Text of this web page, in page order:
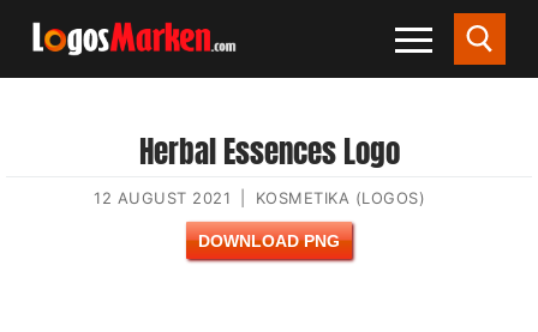
Herbal Essences Logo
12 AUGUST 2021 KOSMETIKA (LOGOS)
DOWNLOAD PNG